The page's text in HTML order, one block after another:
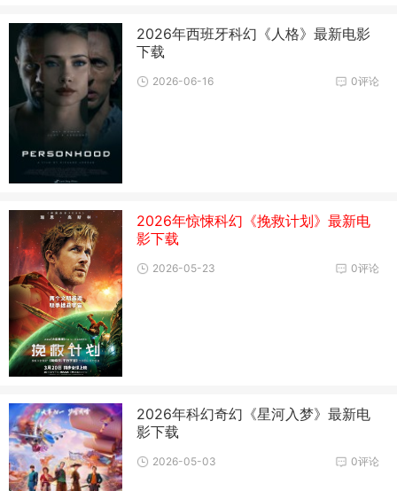
2026年西班牙科幻《人格》最新电影
下载
0评论
2026-06-16
2026年惊悚科幻《挽救计划》最新电
影下载
0评论
2026-05-23
2026年科幻奇幻《星河入梦》最新电
影下载
0评论
2026-05-03